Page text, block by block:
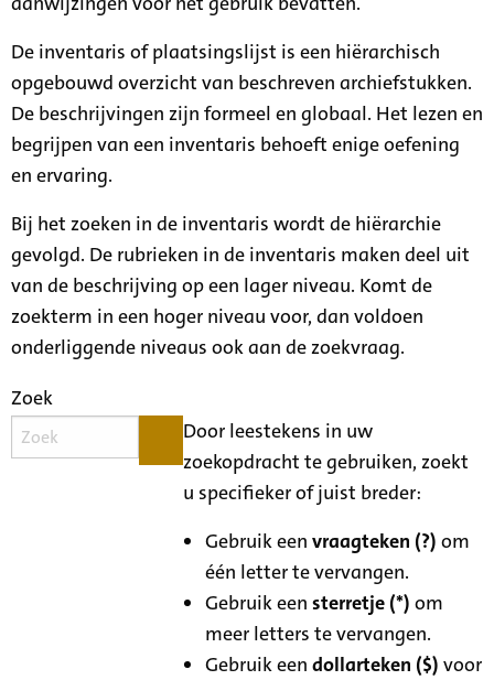
De inventaris of plaatsingslijst is een hiërarchisch
opgebouwd overzicht van beschreven archiefstukken.
De beschrijvingen zijn formeel en globaal. Het lezen en
begrijpen van een inventaris behoeft enige oefening
en ervaring.
Bij het zoeken in de inventaris wordt de hiërarchie
gevolgd. De rubrieken in de inventaris maken deel uit
van de beschrijving op een lager niveau. Komt de
zoekterm in een hoger niveau voor, dan voldoen
onderliggende niveaus ook aan de zoekvraag.
Zoek
Door leestekens in uw
zoekopdracht te gebruiken, zoekt
u specifieker of juist breder:
Gebruik eenvraagteken (?) om
één letter te vervangen.
Gebruik eensterretje (*) om
meer letters te vervangen.
Gebruik eendollarteken ($) voor